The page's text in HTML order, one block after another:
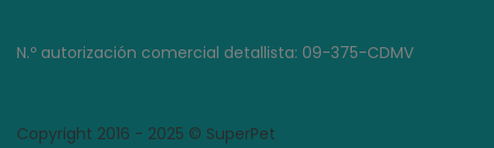
N.º autorización comercial detallista: 09-375-CDMV
Copyright 2016 - 2025 © SuperPet